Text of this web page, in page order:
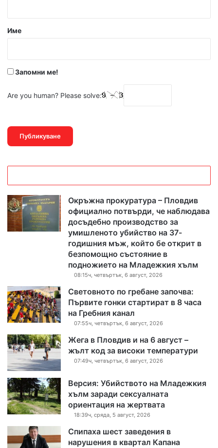
р
Име
Запомни ме!
Are you human? Please solve:
Окръжна прокуратура – Пловдив
официално потвърди, че наблюдава
досъдебно производство за
умишленото убийство на 37-
годишния мъж, който бе открит в
безпомощно състояние в
подножието на Младежкия хълм
08:15ч, четвъртък, 6 август, 2026
Световното по гребане започва:
Първите гонки стартират в 8 часа
на Гребния канал
07:55ч, четвъртък, 6 август, 2026
Жега в Пловдив и на 6 август –
жълт код за високи температури
07:49ч, четвъртък, 6 август, 2026
Версия: Убийството на Младежкия
хълм заради сексуалната
ориентация на жертвата
18:39ч, сряда, 5 август, 2026
Спипаха шест заведения в
нарушения в квартал Капана